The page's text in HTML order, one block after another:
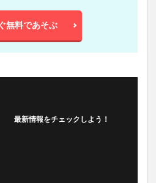
無料であそぶ
最新情報をチェックしよう！